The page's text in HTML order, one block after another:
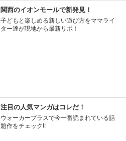
関西のイオンモールで新発見！
子どもと楽しめる新しい遊び方をママライ
ター達が現地から最新リポ！
注目の人気マンガはコレだ！
ウォーカープラスで今一番読まれている話
題作をチェック!!